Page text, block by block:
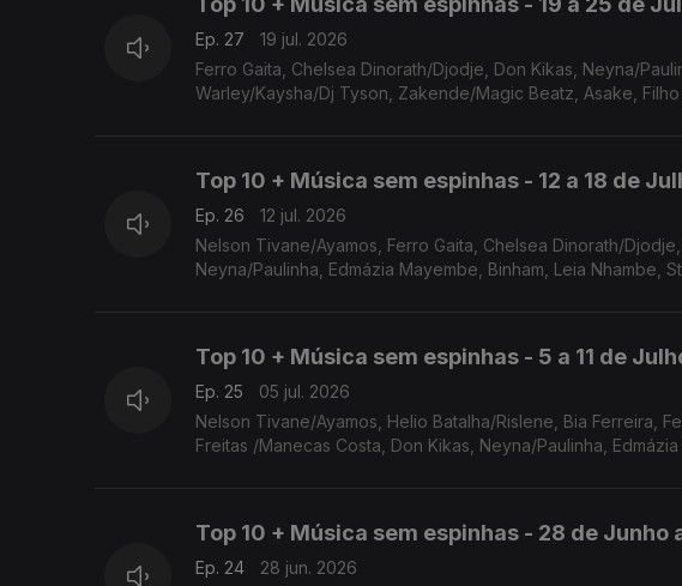
Ep. 27
19 jul. 2026
Ferro Gaita, Chelsea Dinorath/Djodje, Don Kikas, Neyna/Paulinha, Edmázia Mayembe, Leia Nhambe, Stone
Warley/Kaysha/Dj Tyson, Zakende/Magic Beatz, Asake,
Top 10 + Música sem espinhas - 12 a 18 de
Ep. 26
12 jul. 2026
Nelson Tivane/Ayamos, Ferro Gaita, Chelsea Dinorath/
Neyna/Paulinha, Edmázia Mayembe, Binham, Leia Nhambe,
Top 10 + Música sem espinhas - 5 a 11 de
Ep. 25
05 jul. 2026
Nelson Tivane/Ayamos, Helio Batalha/Rislene, Bia Ferreira,
Freitas /Manecas Costa, Don Kikas, Neyna/Paulinha,
Top 10 + Música sem espinhas - 28 de Junho
Ep. 24
28 jun. 2026